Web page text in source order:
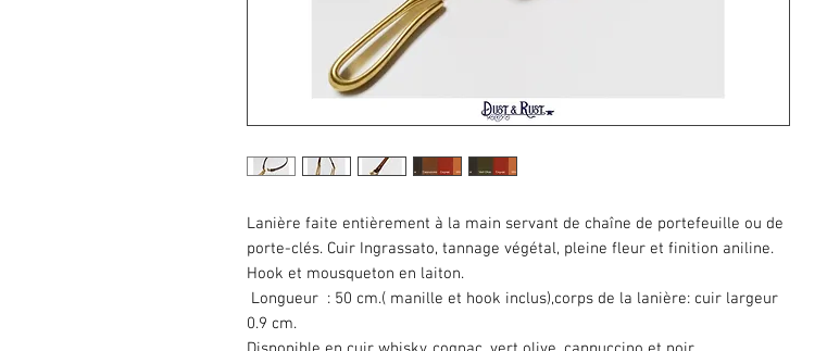
Lanière faite entièrement à la main servant de chaîne de portefeuille ou de
porte-clés. Cuir Ingrassato, tannage végétal, pleine fleur et finition aniline.
Hook et mousqueton en laiton.
Longueur : 50 cm.( manille et hook inclus),corps de la lanière: cuir largeur
0.9 cm.